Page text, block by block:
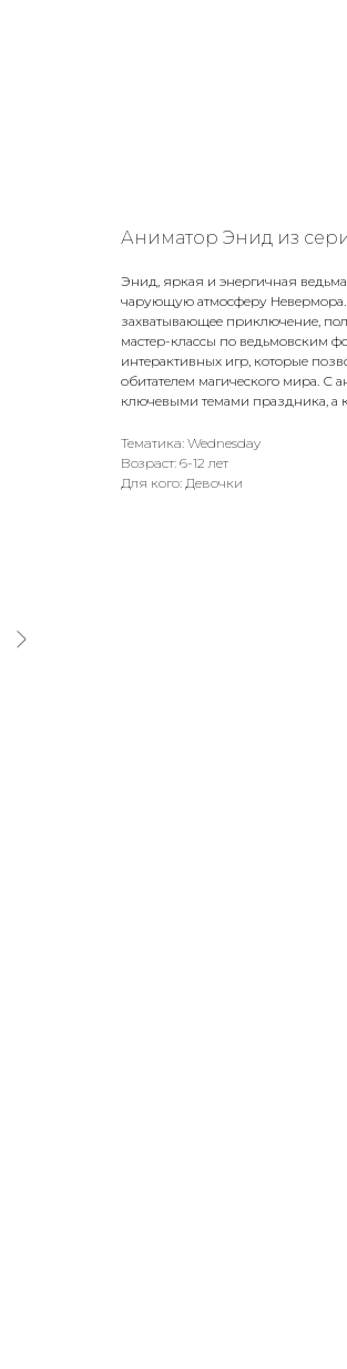
Аниматор Энид из
Энид, яркая и энергичная
чарующую атмосферу
захватывающее приключение,
мастер-классы по ведьмовским
интерактивных игр, которые
обитателем магического мира.
ключевыми темами праздника, а
Тематика: Wednesday
Возраст: 6-12 лет
Для кого: Девочки